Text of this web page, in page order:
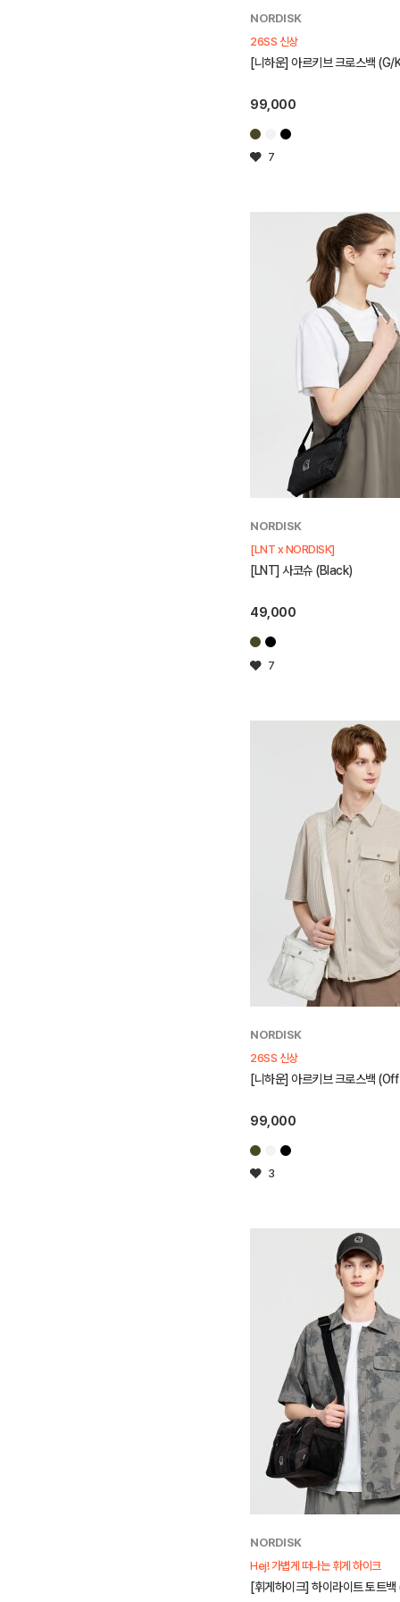
NORDISK
26SS 신상
[니하운] 아르키브 크로스백
99,000
7
NORDISK
[LNT x NORDISK]
[LNT] 사코슈 (Black)
49,000
7
NORDISK
26SS 신상
[니하운] 아르키브 크로스백
99,000
3
NORDISK
Hej! 가볍게 떠나는 휘게 하이크
[휘게하이크] 하이라이트 토트